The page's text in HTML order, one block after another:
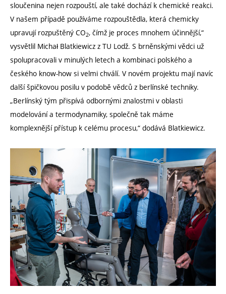
sloučenina nejen rozpouští, ale také dochází k chemické reakci.
V našem případě používáme rozpouštědla, která chemicky
upravují rozpuštěný CO2, čímž je proces mnohem účinnější,“
vysvětlil Michał Blatkiewicz z TU Lodž. S brněnskými vědci už
spolupracovali v minulých letech a kombinaci polského a
českého know-how si velmi chválí. V novém projektu mají navíc
další špičkovou posilu v podobě vědců z berlínské techniky.
„Berlínský tým přispívá odbornými znalostmi v oblasti
modelování a termodynamiky, společně tak máme
komplexnější přístup k celému procesu,“ dodává Blatkiewicz.